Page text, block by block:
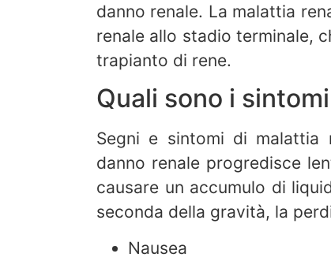
danno renale. La malattia
renale allo stadio terminale,
trapianto di rene.
Quali sono i
Segni e sintomi di malattia
danno renale progredisce
causare un accumulo di
seconda della gravità, la
Nausea